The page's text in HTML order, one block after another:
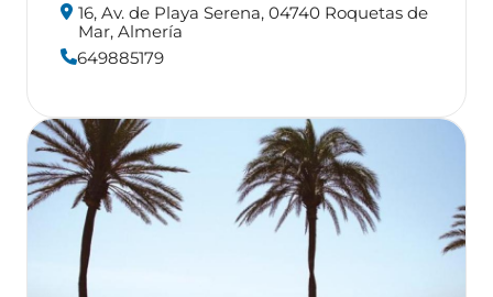
16, Av. de Playa Serena, 04740 Roquetas de
Mar, Almería
649885179